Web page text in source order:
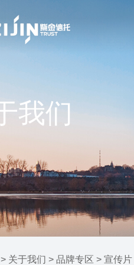
我们
> 关于我们 > 品牌专区 > 宣传片